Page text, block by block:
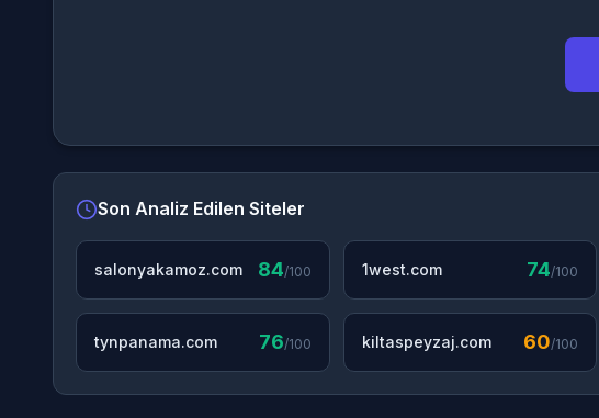
Son Analiz Edilen Siteler
salonyakamoz.com 84/100 1west.com 74/100
tynpanama.com 76/100 kiltaspeyzaj.com 60/100